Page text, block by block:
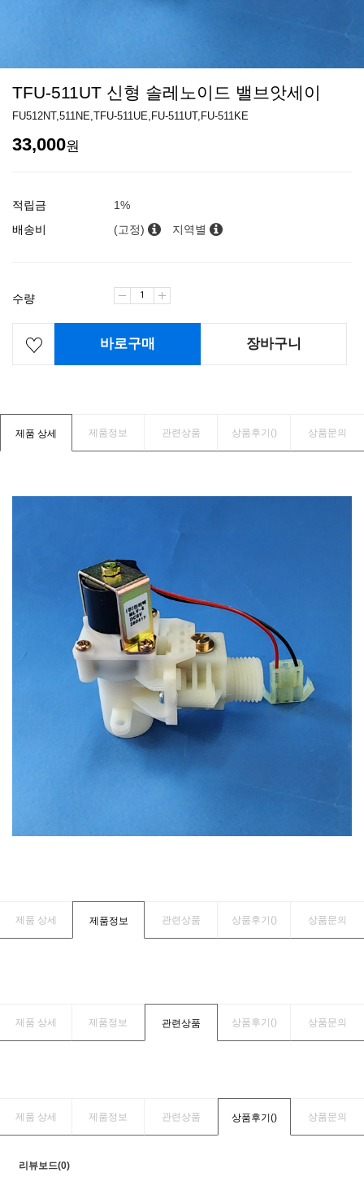
TFU-511UT 신형 솔레노이드 밸브앗세이
FU512NT,511NE,TFU-511UE,FU-511UT,FU-511KE
33,000원
적립금
1%
배송비
(고정) 지역별
수량
바로구매 장바구니
제품 상세 제품정보 관련상품 상품후기() 상품문의
제품 상세 제품정보 관련상품 상품후기() 상품문의
제품 상세 제품정보 관련상품 상품후기() 상품문의
제품 상세 제품정보 관련상품 상품후기() 상품문의
리뷰보드(0)